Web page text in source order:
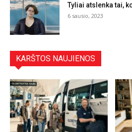
Tyliai atslenka tai,
6 sausio, 2023
KARŠTOS NAUJIENOS